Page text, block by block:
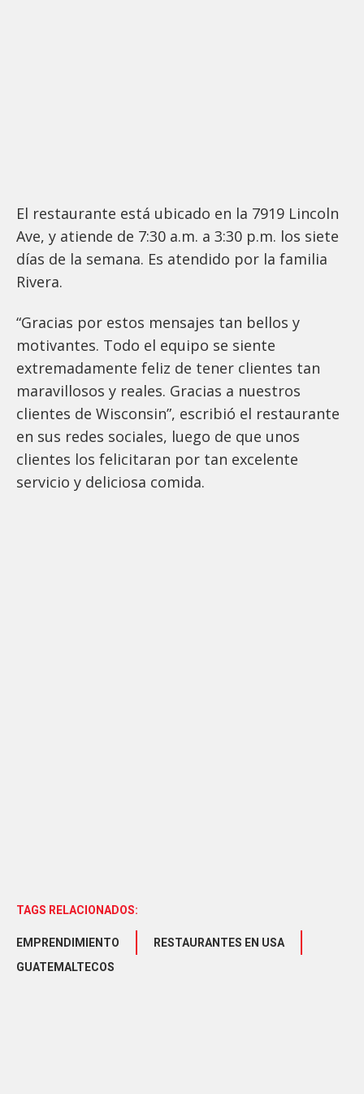
El restaurante está ubicado en la 7919 Lincoln
Ave, y atiende de 7:30 a.m. a 3:30 p.m. los siete
días de la semana. Es atendido por la familia
Rivera.
“Gracias por estos mensajes tan bellos y
motivantes. Todo el equipo se siente
extremadamente feliz de tener clientes tan
maravillosos y reales. Gracias a nuestros
clientes de Wisconsin”, escribió el restaurante
en sus redes sociales, luego de que unos
clientes los felicitaran por tan excelente
servicio y deliciosa comida.
TAGS RELACIONADOS:
EMPRENDIMIENTO
RESTAURANTES EN USA
GUATEMALTECOS